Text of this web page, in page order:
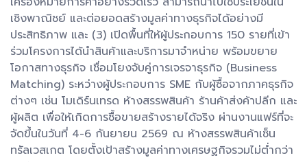
เชิงพาณิชย์ และต่อยอดสร้างมูลค่าทางธุรกิจได้อย่างมี
ประสิทธิภาพ และ (3) เปิดพื้นที่ให้ผู้ประกอบการ 150 รายที่เข้า
ร่วมโครงการได้นำสินค้าและบริการมาจำหน่าย พร้อมขยาย
โอกาสทางธุรกิจ เชื่อมโยงจับคู่การเจรจาธุรกิจ (Business
Matching) ระหว่างผู้ประกอบการ SME กับผู้ซื้อจากภาคธุรกิจ
ต่างๆ เช่น โมเดิร์นเทรด ห้างสรรพสินค้า ร้านค้าส่งค้าปลีก และ
ผู้ผลิต เพื่อให้เกิดการซื้อขายสร้างรายได้จริง ผ่านงานแฟร์ที่จะ
จัดขึ้นในวันที่ 4-6 กันยายน 2569 ณ ห้างสรรพสินค้าเซ็น
ทรัลเวสเกต โดยตั้งเป้าสร้างมูลค่าทางเศรษฐกิจรวมไม่ต่ำกว่า